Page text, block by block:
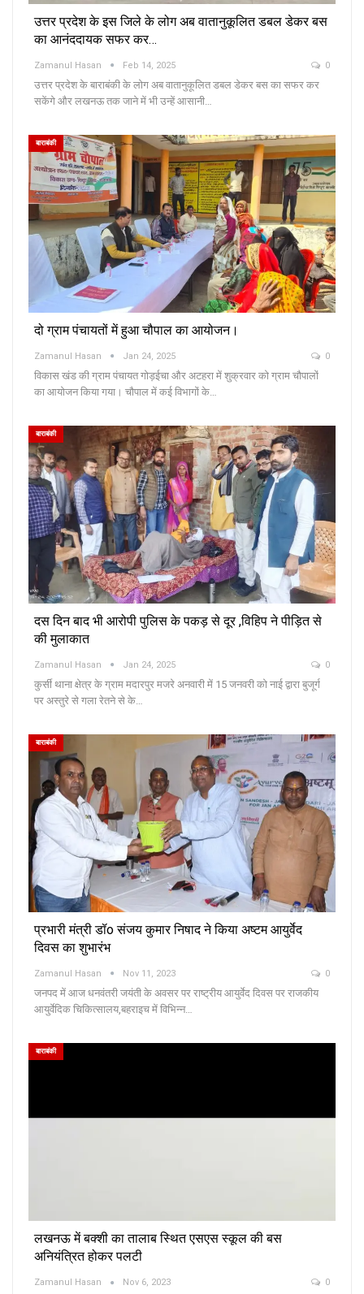
उत्तर प्रदेश के इस जिले के लोग अब वातानुकूलित डबल डेकर बस
का आनंददायक सफर कर…
Zamanul Hasan Feb 14, 2025 0
उत्तर प्रदेश के बाराबंकी के लोग अब वातानुकूलित डबल डेकर बस का सफर कर
सकेंगे और लखनऊ तक जाने में भी उन्हें आसानी…
बाराबंकी
दो ग्राम पंचायतों में हुआ चौपाल का आयोजन।
Zamanul Hasan Jan 24, 2025 0
विकास खंड की ग्राम पंचायत गोड़ईचा और अटहरा में शुक्रवार को ग्राम चौपालों
का आयोजन किया गया। चौपाल में कई विभागों के…
बाराबंकी
दस दिन बाद भी आरोपी पुलिस के पकड़ से दूर ,विहिप ने पीड़ित से
की मुलाकात
Zamanul Hasan Jan 24, 2025 0
कुर्सी थाना क्षेत्र के ग्राम मदारपुर मजरे अनवारी में 15 जनवरी को नाई द्वारा बुजूर्ग
पर अस्तुरे से गला रेतने से के…
बाराबंकी
प्रभारी मंत्री डॉo संजय कुमार निषाद ने किया अष्टम आयुर्वेद
दिवस का शुभारंभ
Zamanul Hasan Nov 11, 2023 0
जनपद में आज धनवंतरी जयंती के अवसर पर राष्ट्रीय आयुर्वेद दिवस पर राजकीय
आयुर्वेदिक चिकित्सालय,बहराइच में विभिन्न…
बाराबंकी
लखनऊ में बक्शी का तालाब स्थित एसएस स्कूल की बस
अनियंत्रित होकर पलटी
Zamanul Hasan Nov 6, 2023 0